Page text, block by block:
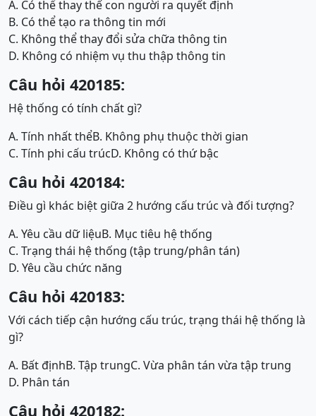
A. Có thể thay thế con người ra quyết định
B. Có thể tạo ra thông tin mới
C. Không thể thay đổi sửa chữa thông tin
D. Không có nhiệm vụ thu thập thông tin
Câu hỏi 420185:
Hệ thống có tính chất gì?
A. Tính nhất thểB. Không phụ thuộc thời gian
C. Tính phi cấu trúcD. Không có thứ bậc
Câu hỏi 420184:
Điều gì khác biệt giữa 2 hướng cấu trúc và đối tượng?
A. Yêu cầu dữ liệuB. Mục tiêu hệ thống
C. Trạng thái hệ thống (tập trung/phân tán)
D. Yêu cầu chức năng
Câu hỏi 420183:
Với cách tiếp cận hướng cấu trúc, trạng thái hệ thống là
gì?
A. Bất địnhB. Tập trungC. Vừa phân tán vừa tập trung
D. Phân tán
Câu hỏi 420182: